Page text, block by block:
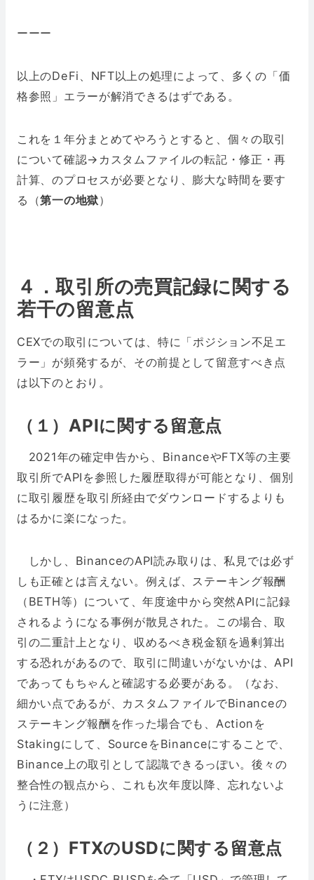
ーーー
以上のDeFi、NFT以上の処理によって、多くの「価
格参照」エラーが解消できるはずである。
これを１年分まとめてやろうとすると、個々の取引
について確認→カスタムファイルの転記・修正・再
計算、のプロセスが必要となり、膨大な時間を要す
る（第一の地獄）
４．取引所の売買記録に関する
若干の留意点
CEXでの取引については、特に「ポジション不足エ
ラー」が頻発するが、その前提として留意すべき点
は以下のとおり。
（１）APIに関する留意点
2021年の確定申告から、BinanceやFTX等の主要
取引所でAPIを参照した履歴取得が可能となり、個別
に取引履歴を取引所経由でダウンロードするよりも
はるかに楽になった。
しかし、BinanceのAPI読み取りは、私見では必ず
しも正確とは言えない。例えば、ステーキング報酬
（BETH等）について、年度途中から突然APIに記録
されるようになる事例が散見された。この場合、取
引の二重計上となり、収めるべき税金額を過剰算出
する恐れがあるので、取引に間違いがないかは、API
であってもちゃんと確認する必要がある。（なお、
細かい点であるが、カスタムファイルでBinanceの
ステーキング報酬を作った場合でも、Actionを
Stakingにして、SourceをBinanceにすることで、
Binance上の取引として認識できるっぽい。後々の
整合性の観点から、これも次年度以降、忘れないよ
うに注意）
（２）FTXのUSDに関する留意点